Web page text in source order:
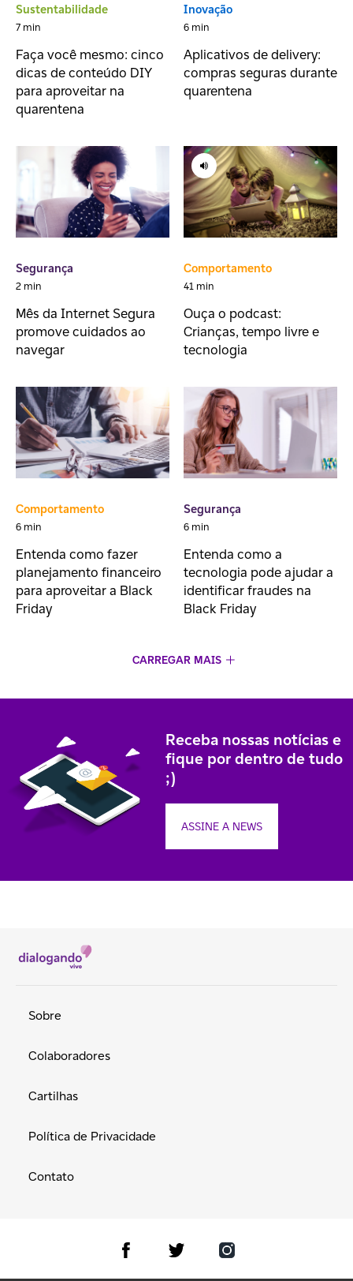
Sustentabilidade
7 min
Faça você mesmo: cinco
dicas de conteúdo DIY
para aproveitar na
quarentena
Inovação
6 min
Aplicativos de delivery:
compras seguras durante
quarentena
Segurança
2 min
Mês da Internet Segura
promove cuidados ao
navegar
Comportamento
41 min
Ouça o podcast:
Crianças, tempo livre e
tecnologia
Comportamento
6 min
Entenda como fazer
planejamento financeiro
para aproveitar a Black
Friday
Segurança
6 min
Entenda como a
tecnologia pode ajudar a
identificar fraudes na
Black Friday
CARREGAR MAIS
Receba nossas notícias e
fique por dentro de tudo
;)
ASSINE A NEWS
Sobre
Colaboradores
Cartilhas
Política de Privacidade
Contato